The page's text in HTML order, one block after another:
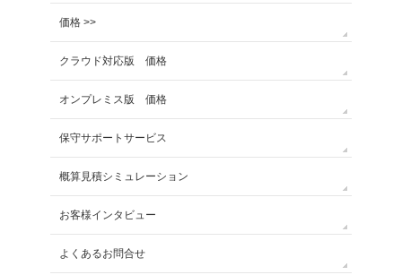
価格 >>
クラウド対応版 価格
オンプレミス版 価格
保守サポートサービス
概算見積シミュレーション
お客様インタビュー
よくあるお問合せ